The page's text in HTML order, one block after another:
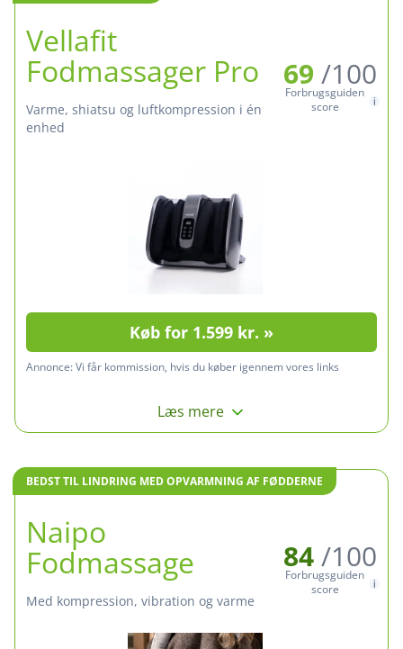
Vellafit
Fodmassager Pro
varme, shiatsu og luftkompression i én
enhed
69 /100
Forbrugsguiden
score
Køb for 1.599 kr. »
Annonce:Vi får kommission, hvis du køber igennem vores links
Læs mere
BEDST TIL LINDRING MED OPVARMNING AF FØDDERNE
Naipo
Fodmassage
med kompression, vibration og varme
84/100
Forbrugsguiden
score